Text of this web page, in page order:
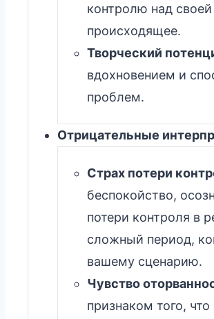
контролю над
происходящее.
Творческий
вдохновением и
проблем.
Отрицательные
Страх потери
беспокойство,
потери контроля в
сложный период,
вашему сценарию.
Чувство
признаком того,